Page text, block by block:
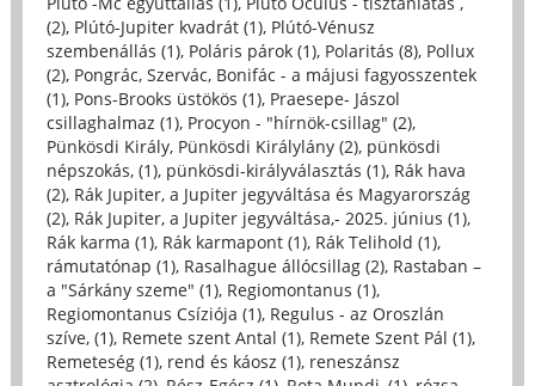
(2), Plútó-Jupiter kvadrát (1), Plútó-Vénusz
szembenállás (1), Poláris párok (1), Polaritás (8), Pollux
(2), Pongrác, Szervác, Bonifác - a májusi fagyosszentek
(1), Pons-Brooks üstökös (1), Praesepe- Jászol
csillaghalmaz (1), Procyon - "hírnök-csillag" (2),
Pünkösdi Király, Pünkösdi Királylány (2), pünkösdi
népszokás, (1), pünkösdi-királyválasztás (1), Rák hava
(2), Rák Jupiter, a Jupiter jegyváltása és Magyarország
(2), Rák Jupiter, a Jupiter jegyváltása,- 2025. június (1),
Rák karma (1), Rák karmapont (1), Rák Telihold (1),
rámutatónap (1), Rasalhague állócsillag (2), Rastaban –
a "Sárkány szeme" (1), Regiomontanus (1),
Regiomontanus Csíziója (1), Regulus - az Oroszlán
szíve, (1), Remete szent Antal (1), Remete Szent Pál (1),
Remeteség (1), rend és káosz (1), reneszánsz